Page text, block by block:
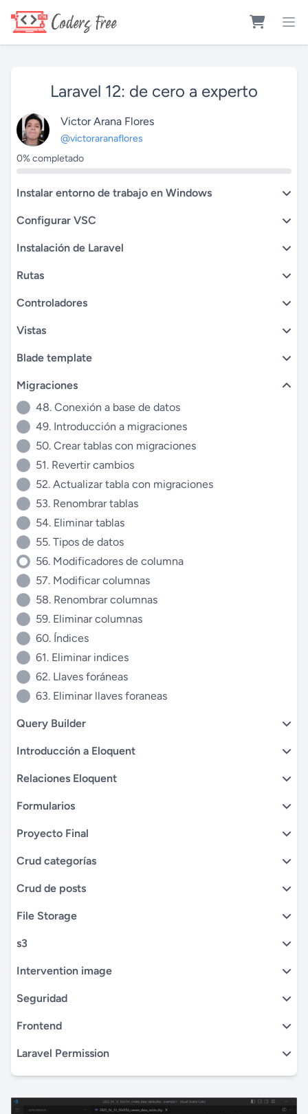
Laravel 12: de cero a experto
Victor Arana Flores
@victoraranaflores
0% completado
Instalar entorno de trabajo en Windows
Configurar VSC
Instalación de Laravel
Rutas
Controladores
Vistas
Blade template
Migraciones
48. Conexión a base de datos
49. Introducción a migraciones
50. Crear tablas con migraciones
51. Revertir cambios
52. Actualizar tabla con migraciones
53. Renombrar tablas
54. Eliminar tablas
55. Tipos de datos
56. Modificadores de columna
57. Modificar columnas
58. Renombrar columnas
59. Eliminar columnas
60. Índices
61. Eliminar indices
62. Llaves foráneas
63. Eliminar llaves foraneas
Query Builder
Introducción a Eloquent
Relaciones Eloquent
Formularios
Proyecto Final
Crud categorías
Crud de posts
File Storage
s3
Intervention image
Seguridad
Frontend
Laravel Permission